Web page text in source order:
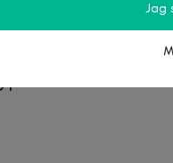
på denna deal har
Jag